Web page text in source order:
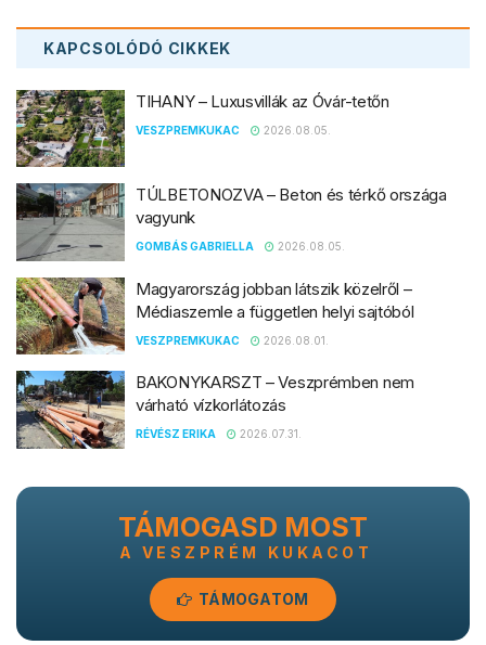
KAPCSOLÓDÓ CIKKEK
TIHANY – Luxusvillák az Óvár-tetőn
VESZPREMKUKAC 2026.08.05.
TÚLBETONOZVA – Beton és térkő országa
vagyunk
GOMBÁS GABRIELLA 2026.08.05.
Magyarország jobban látszik közelről –
Médiaszemle a független helyi sajtóból
VESZPREMKUKAC 2026.08.01.
BAKONYKARSZT – Veszprémben nem
várható vízkorlátozás
RÉVÉSZ ERIKA 2026.07.31.
TÁMOGASD MOST
A VESZPRÉM KUKACOT
TÁMOGATOM